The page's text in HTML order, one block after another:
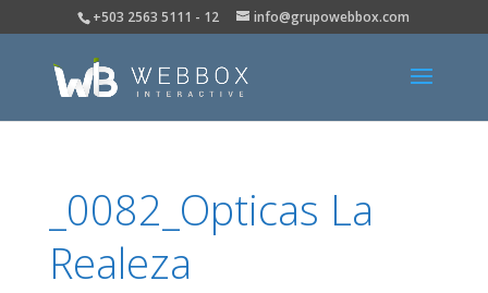
+503 2563 5111 - 12 info@grupowebbox.com
_0082_Opticas La
Realeza